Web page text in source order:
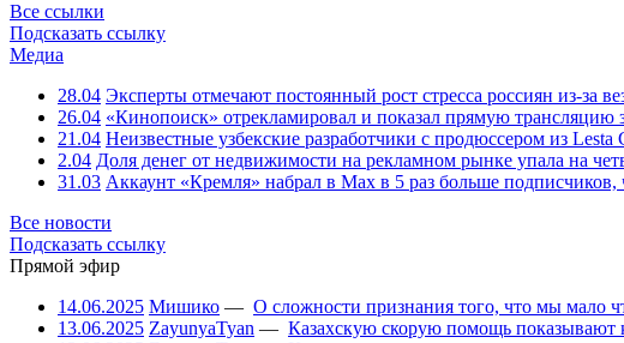
Все ссылки
Подсказать ссылку
Медиа
28.04 Эксперты отмечают постоянный рост стресса россиян из-за
26.04 «Кинопоиск» отрекламировал и показал прямую трансляцию
21.04 Неизвестные узбекские разработчики с продюссером из
2.04 Доля денег от недвижимости на рекламном рынке упала на
31.03 Аккаунт «Кремля» набрал в Max в 5 раз больше
Все новости
Подсказать ссылку
Прямой эфир
14.06.2025 Мишико — О сложности признания того, что мы мало
13.06.2025 ZayunyaTyan — Казахскую скорую помощь показывают